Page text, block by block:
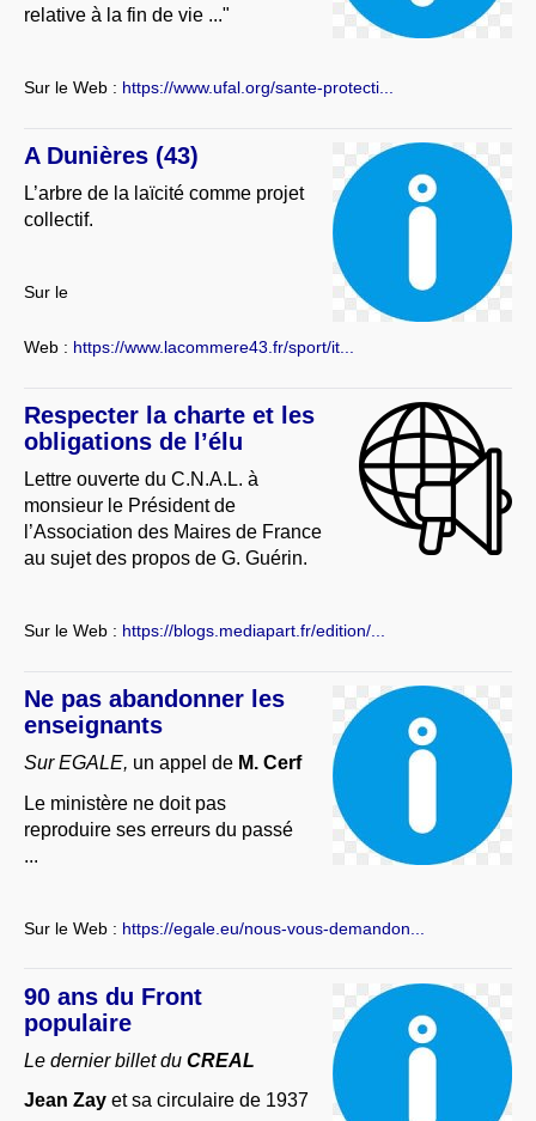
relative à la fin de vie ..."
Sur le Web : https://www.ufal.org/sante-protecti...
A Dunières (43)
L’arbre de la laïcité comme projet
collectif.
Sur le
Web : https://www.lacommere43.fr/sport/it...
Respecter la charte et les
obligations de l’élu
Lettre ouverte du C.N.A.L. à
monsieur le Président de
l’Association des Maires de France
au sujet des propos de G. Guérin.
Sur le Web : https://blogs.mediapart.fr/edition/...
Ne pas abandonner les
enseignants
Sur EGALE, un appel de M. Cerf
Le ministère ne doit pas
reproduire ses erreurs du passé
...
Sur le Web : https://egale.eu/nous-vous-demandon...
90 ans du Front
populaire
Le dernier billet du CREAL
Jean Zay et sa circulaire de 1937